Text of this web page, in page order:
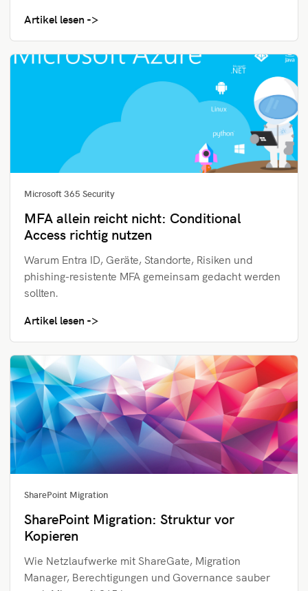
Artikel lesen
Microsoft 365 Security
MFA allein reicht nicht: Conditional
Access richtig nutzen
Warum Entra ID, Geräte, Standorte, Risiken und
phishing-resistente MFA gemeinsam gedacht werden
sollten.
Artikel lesen
SharePoint Migration
SharePoint Migration: Struktur vor
Kopieren
Wie Netzlaufwerke mit ShareGate, Migration
Manager, Berechtigungen und Governance sauber